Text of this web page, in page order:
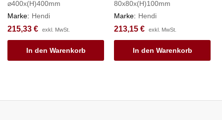
⌀400x(H)400mm
Marke: Hendi
215,33 € exkl. MwSt.
In den Warenkorb
80x80x(H)100mm
Marke: Hendi
213,15 € exkl. MwSt.
In den Warenkorb